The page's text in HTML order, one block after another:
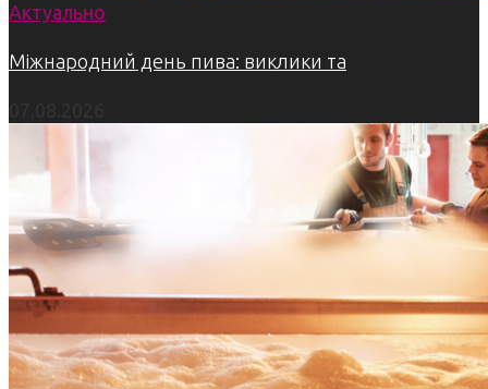
Актуально
Міжнародний день пива: виклики та